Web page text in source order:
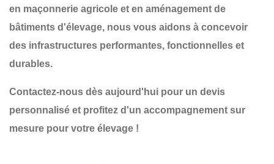
en maçonnerie agricole et en aménagement de
bâtiments d'élevage, nous vous aidons à concevoir
des infrastructures performantes, fonctionnelles et
durables.
Contactez-nous dès aujourd'hui pour un devis
personnalisé et profitez d'un accompagnement sur
mesure pour votre élevage !